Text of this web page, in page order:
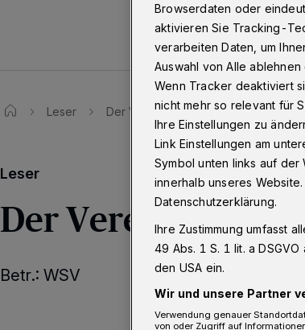
Leser Der Verein ist klinisch tot
Leser
Der Verein ist
Betr.: WSV
Browserdaten oder
aktivieren Sie Tracking-
verarbeiten Daten, um
Auswahl von Alle
Wenn Tracker deaktiviert
nicht mehr so relevant für
Ihre Einstellungen zu
Link Einstellungen am
Symbol unten links auf
innerhalb unseres
Datenschutzerklärung.
Ihre Zustimmung umfasst
49 Abs. 1 S. 1 lit. a
den USA ein.
Wir und unsere Partner
Verwendung genauer
von oder Zugriff auf